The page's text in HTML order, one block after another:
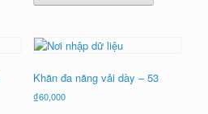
Khăn đa năng vải dày – 53
₫60,000